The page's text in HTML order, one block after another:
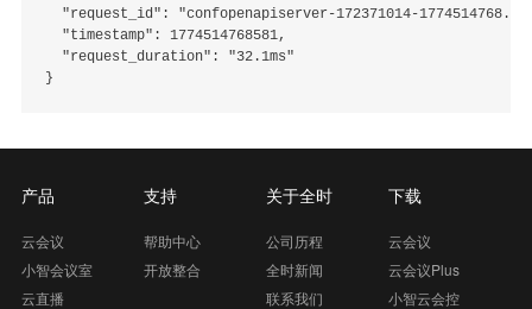
"request_id": "confopenapiserver-172371014-
  "timestamp": 1774514768581,
  "request_duration": "32.1ms"
产品
云会议
小智会议室
云直播
支持
帮助中心
开放整合
关于全时
公司历程
全时新闻
联系我们
下载
云会议
云会议Plus
小智云会控